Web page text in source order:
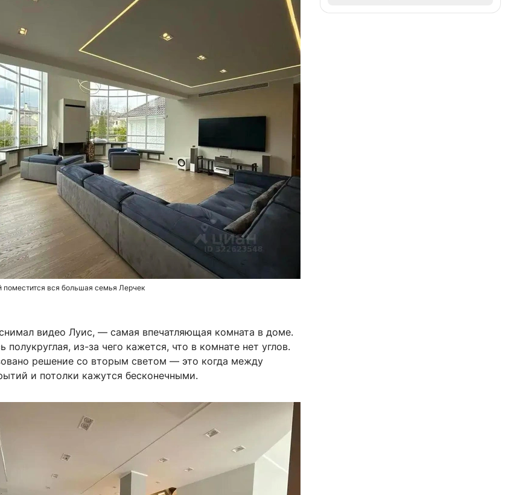
поместится вся большая семья Лерчек
видео Луис, — самая впечатляющая комната в доме.
полукруглая, из-за чего кажется, что в комнате нет углов.
решение со вторым светом — это когда между
и потолки кажутся бесконечными.